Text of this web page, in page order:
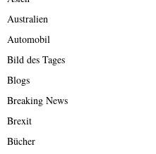
Australien
Automobil
Bild des Tages
Blogs
Breaking News
Brexit
Bücher